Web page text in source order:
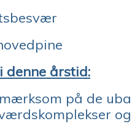
denne årstid:
på de